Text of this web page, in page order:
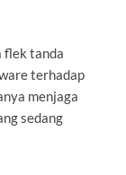
flek tanda
terhadap
menjaga
sedang